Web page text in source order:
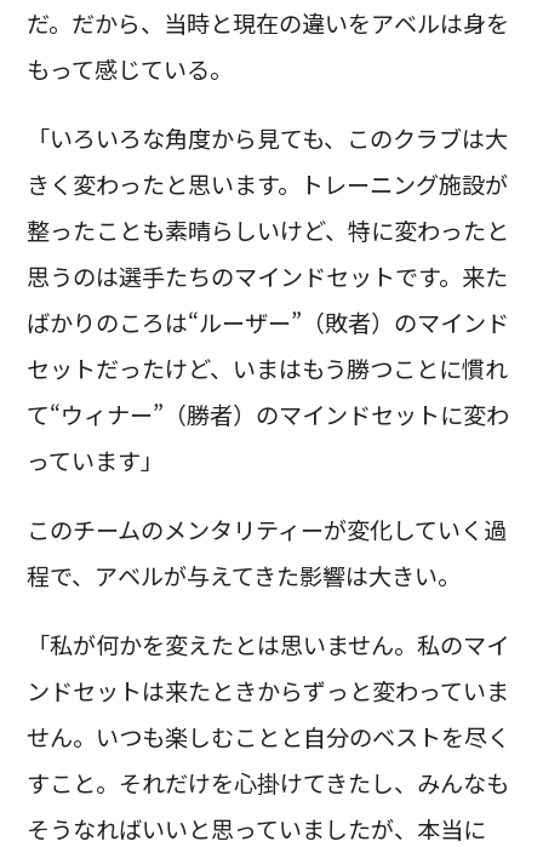
だ。だから、当時と現在の違いをアベルは身を
もって感じている。
「いろいろな角度から見ても、このクラブは大
きく変わったと思います。トレーニング施設が
整ったことも素晴らしいけど、特に変わったと
思うのは選手たちのマインドセットです。来た
ばかりのころは“ルーザー”（敗者）のマインド
セットだったけど、いまはもう勝つことに慣れ
て“ウィナー”（勝者）のマインドセットに変わ
っています」
このチームのメンタリティーが変化していく過
程で、アベルが与えてきた影響は大きい。
「私が何かを変えたとは思いません。私のマイ
ンドセットは来たときからずっと変わっていま
せん。いつも楽しむことと自分のベストを尽く
すこと。それだけを心掛けてきたし、みんなも
そうなればいいと思っていましたが、本当に